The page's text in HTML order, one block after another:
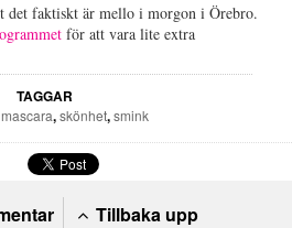
det faktiskt är mello i morgon i Örebro.
för att vara lite extra
TAGGAR
mascara,skönhet,smink
Tillbaka upp